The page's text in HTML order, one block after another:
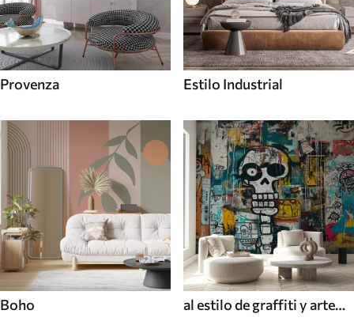
Provenza Estilo Industrial
Boho
al estilo de graffiti y arte